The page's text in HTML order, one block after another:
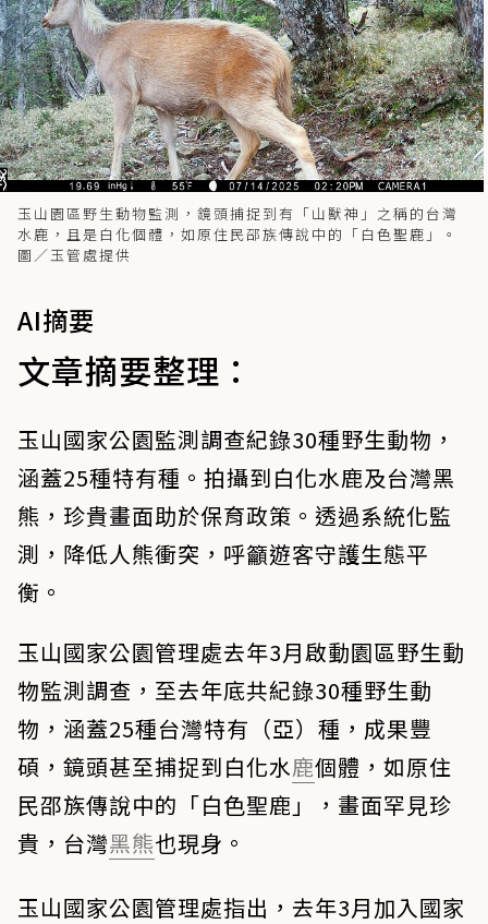
玉山園區野生動物監測，鏡頭捕捉到有「山獸神」之稱的台灣
水鹿，且是白化個體，如原住民邵族傳說中的「白色聖鹿」。
圖／玉管處提供
AI摘要
文章摘要整理：
玉山國家公園監測調查紀錄30種野生動物，
涵蓋25種特有種。拍攝到白化水鹿及台灣黑
熊，珍貴畫面助於保育政策。透過系統化監
測，降低人熊衝突，呼籲遊客守護生態平
衡。
玉山國家公園管理處去年3月啟動園區野生動
物監測調查，至去年底共紀錄30種野生動
物，涵蓋25種台灣特有（亞）種，成果豐
碩，鏡頭甚至捕捉到白化水鹿個體，如原住
民邵族傳說中的「白色聖鹿」，畫面罕見珍
貴，台灣黑熊也現身。
玉山國家公園管理處指出，去年3月加入國家